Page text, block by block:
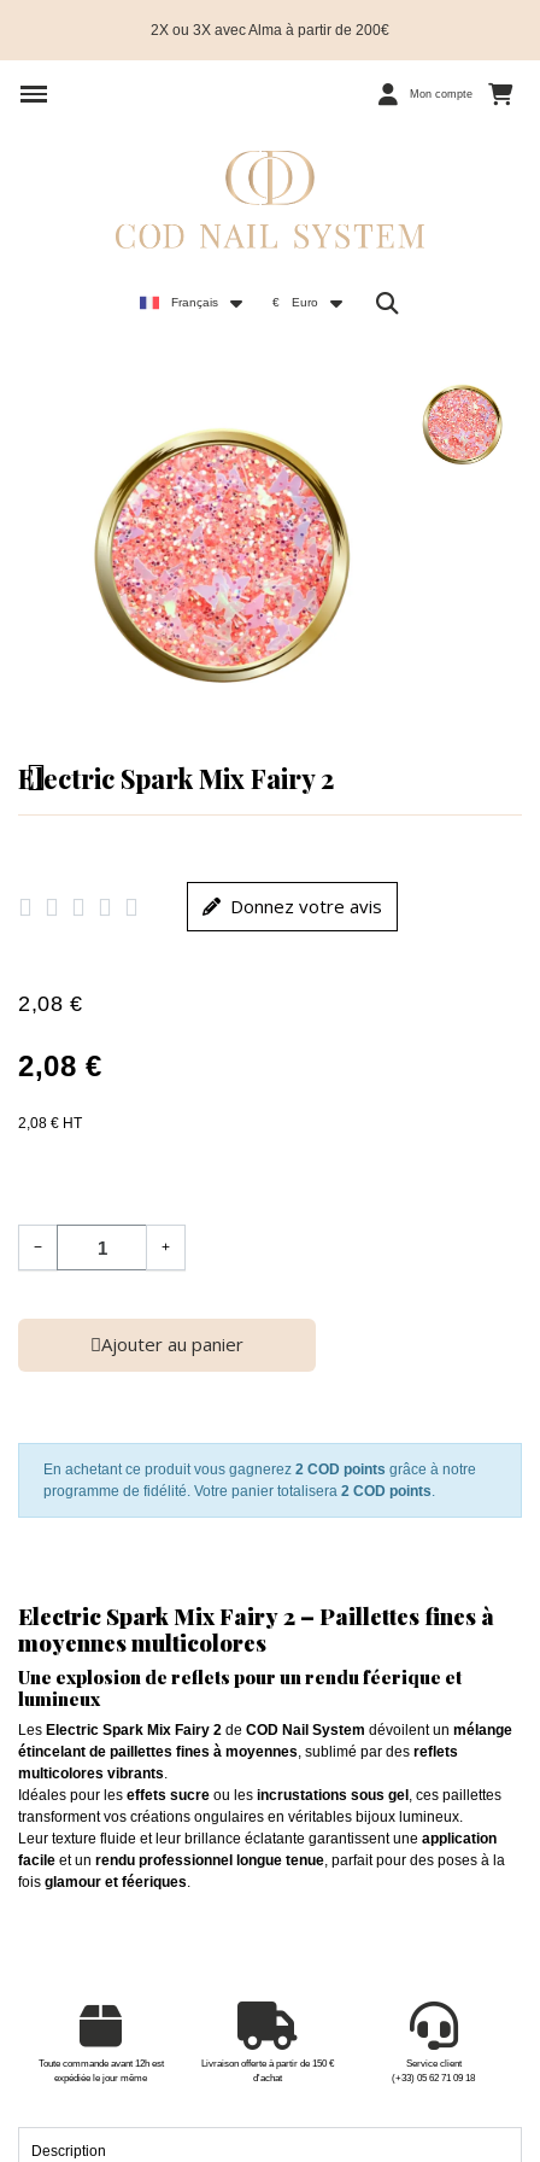
2X ou 3X avec Alma à partir de 200€
Mon compte
Français € Euro
Electric Spark Mix Fairy 2
     Donnez votre avis
2,08 €
2,08 €
2,08 € HT
− +
Ajouter au panier
En achetant ce produit vous gagnerez 2 COD points grâce à notre
programme de fidélité. Votre panier totalisera 2 COD points.
Electric Spark Mix Fairy 2 – Paillettes fines à
moyennes multicolores
Une explosion de reflets pour un rendu féerique et
lumineux
Les Electric Spark Mix Fairy 2 de COD Nail System dévoilent un mélange
étincelant de paillettes fines à moyennes, sublimé par des reflets
multicolores vibrants.
Idéales pour les effets sucre ou les incrustations sous gel , ces paillettes
transforment vos créations ongulaires en véritables bijoux lumineux.
Leur texture fluide et leur brillance éclatante garantissent une application
facile et un rendu professionnel longue tenue, parfait pour des poses à la
fois glamour et féeriques.
Toute commande avant 12h est
expédiée le jour même
Livraison offerte à partir de 150 €
d'achat
Service client
(+33) 05 62 71 09 18
Description